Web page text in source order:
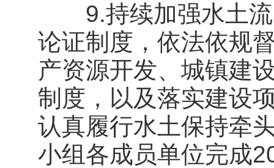
9.持续加强水土流
论证制度，依法依规
产资源开发、城镇建
制度，以及落实建设
认真履行水土保持牵
小组各成员单位完成